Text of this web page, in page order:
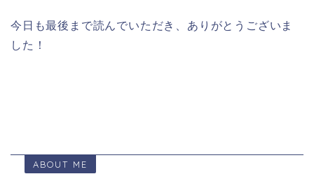
今日も最後まで読んでいただき、ありがとうございま
した！
ABOUT ME